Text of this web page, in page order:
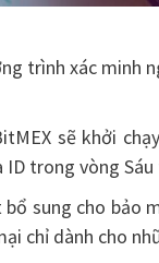
trình xác
sẽ khởi
trong vòng
sung cho bảo
chỉ dành cho